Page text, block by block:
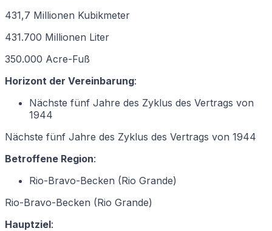
431,7 Millionen Kubikmeter
431.700 Millionen Liter
350.000 Acre-Fuß
Horizont der Vereinbarung:
Nächste fünf Jahre des Zyklus des Vertrags von
1944
Nächste fünf Jahre des Zyklus des Vertrags von 1944
Betroffene Region:
Rio-Bravo-Becken (Rio Grande)
Rio-Bravo-Becken (Rio Grande)
Hauptziel: